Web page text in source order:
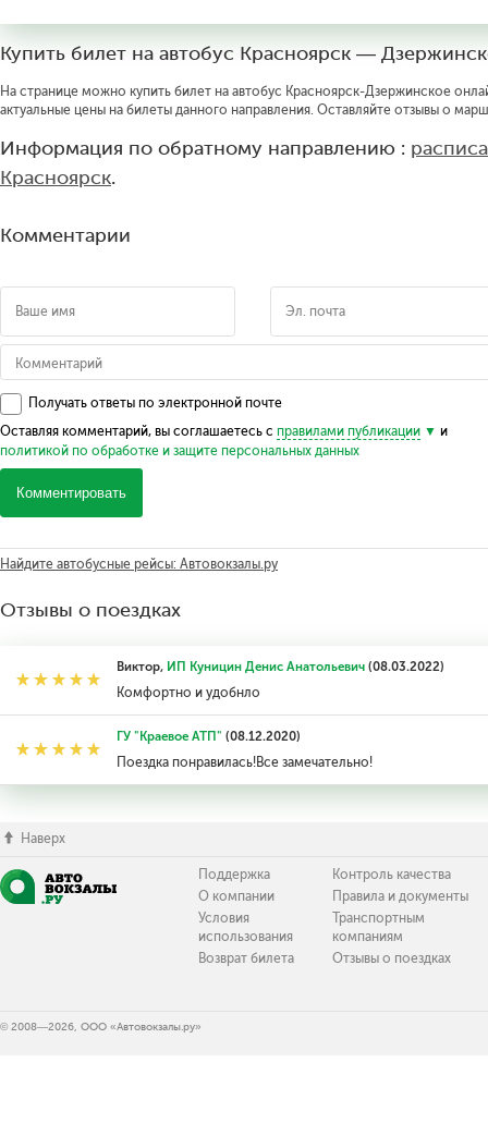
Купить билет на автобус Красноярск —
На странице можно купить билет на автобус Красноярск-Дзержинское
актуальные цены на билеты данного направления. Оставляйте отзывы о
Информация по обратному направлению :
Красноярск.
Комментарии
Получать ответы по электронной почте
Оставляя комментарий, вы соглашаетесь с правилами публикации
и
политикой по обработке и защите персональных данных
Комментировать
Найдите автобусные рейсы: Автовокзалы.ру
Отзывы о поездках
Виктор, ИП Куницин Денис Анатольевич(08.03.2022)
Комфортно и удобнло
ГУ "Краевое АТП" (08.12.2020)
Поездка понравилась!Все замечательно!
Наверх
Поддержка
О компании
Условия
использования
Возврат билета
Контроль качества
Правила и документы
Транспортным
компаниям
Отзывы о поездках
© 2008—2026, ООО «Автовокзалы.ру»